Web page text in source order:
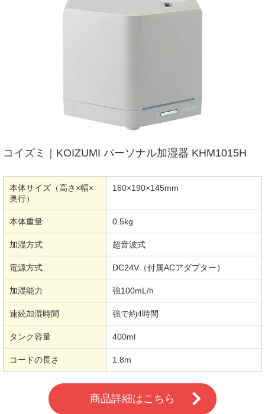
コイズミ｜KOIZUMI パーソナル加湿器 KHM1015H
本体サイズ（高さ×幅×
奥行）
160×190×145mm
本体重量 0.5kg
加湿方式 超音波式
電源方式 DC24V（付属ACアダプター）
加湿能力 強100mL/h
連続加湿時間 強で約4時間
タンク容量 400ml
コードの長さ 1.8m
商品詳細はこちら